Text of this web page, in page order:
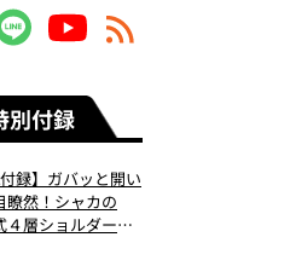
別付録
録】ガバッと開い
瞭然！シャカの
４層ショルダーバ